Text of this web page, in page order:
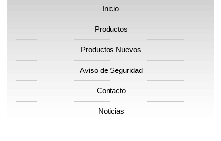
Inicio
Productos
Productos Nuevos
Aviso de Seguridad
Contacto
Noticias